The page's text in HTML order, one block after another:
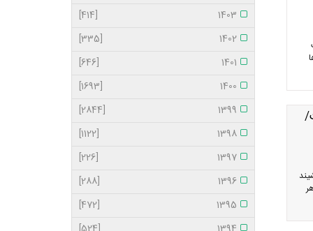
1403
[414]
1402
[335]
1401
[646]
1400
[1693]
1399
[2844]
1398
[1122]
1397
[226]
1396
[288]
1395
[472]